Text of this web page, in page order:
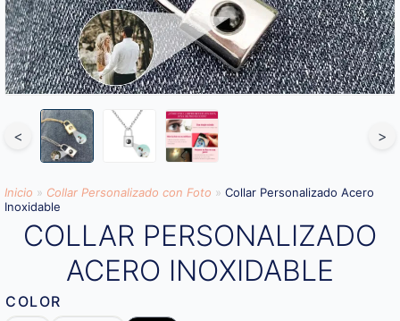
< >
Inicio » Collar Personalizado con Foto » Collar Personalizado Acero
Inoxidable
COLLAR PERSONALIZADO
ACERO INOXIDABLE
COLOR